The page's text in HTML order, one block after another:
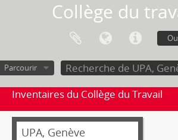
Collège du
Parcourir
Inventaires du Collège du Travail
UPA, Genève